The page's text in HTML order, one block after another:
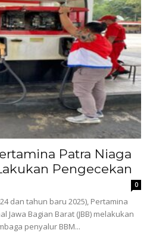
Patra Niaga
Pengecekan
0
dan tahun baru 2025), Pertamina
Jawa Bagian Barat (JBB) melakukan
penyalur BBM...